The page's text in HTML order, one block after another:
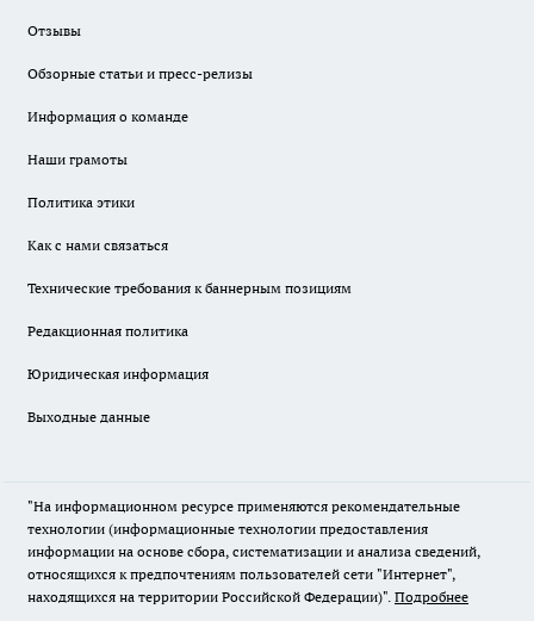
Отзывы
Обзорные статьи и пресс-релизы
Информация о команде
Наши грамоты
Политика этики
Как с нами связаться
Технические требования к баннерным позициям
Редакционная политика
Юридическая информация
Выходные данные
"На информационном ресурсе применяются рекомендательные
технологии (информационные технологии предоставления
информации на основе сбора, систематизации и анализа сведений,
относящихся к предпочтениям пользователей сети "Интернет",
находящихся на территории Российской Федерации)". Подробнее